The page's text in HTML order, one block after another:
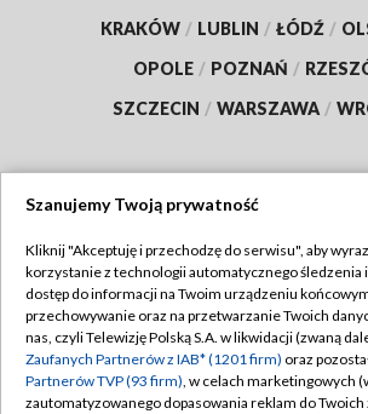
KRAKÓW / LUBLIN / ŁÓDŹ /
OPOLE / POZNAŃ /
SZCZECIN / WARSZAWA /
TVP
Abonament TVP
Emisja w TVP
Centrum informacji TVP
Regulamin TVP
Polityka prywatności
Moje zgody
Szanujemy Twoją prywatność
Kliknij "Akceptuję i przechodzę do serwisu", aby
korzystanie z technologii automatycznego śledzenia
dostęp do informacji na Twoim urządzeniu
przechowywanie oraz na przetwarzanie Twoich
nas, czyli Telewizję Polską S.A. w likwidacji (zwaną
Zaufanych Partnerów z IAB* (1201 firm) oraz
Partnerów TVP (93 firm), w celach marketingowych
zautomatyzowanego dopasowania reklam do